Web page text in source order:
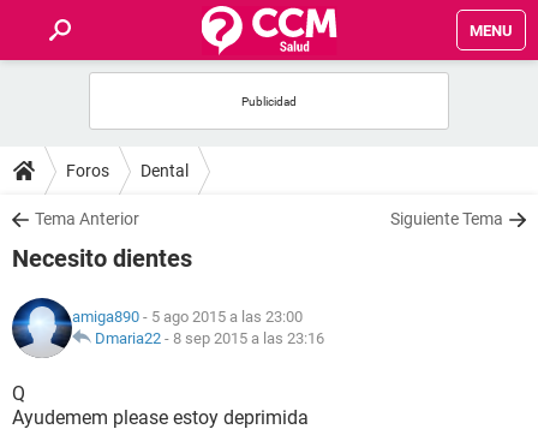
MENU
FOROS
SALUD
NUTRICIÓN
BIENESTAR
Foros Dental
Tema Anterior Siguiente Tema
Necesito dientes
amiga890 - 5 ago 2015 a las 23:00
Dmaria22 - 8 sep 2015 a las 23:16
Q
Ayudemem please estoy deprimida